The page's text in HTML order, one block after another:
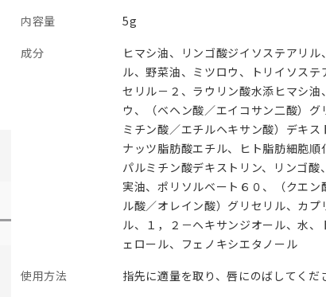
内容量
5g
成分
ヒマシ油、リンゴ酸ジイソステアリル
ル、野菜油、ミツロウ、トリイソステ
セリル－２、ラウリン酸水添ヒマシ油
ウ、（ベヘン酸／エイコサン二酸）
ミチン酸／エチルヘキサン酸）デキス
ナッツ脂肪酸エチル、ヒト脂肪細胞順
パルミチン酸デキストリン、リンゴ酸
実油、ポリソルベート６０、（クエン
ル酸／オレイン酸）グリセリル、カプ
ル、１，２－ヘキサンジオール、水、
ェロール、フェノキシエタノール
使用方法
指先に適量を取り、唇にのばしてくだ